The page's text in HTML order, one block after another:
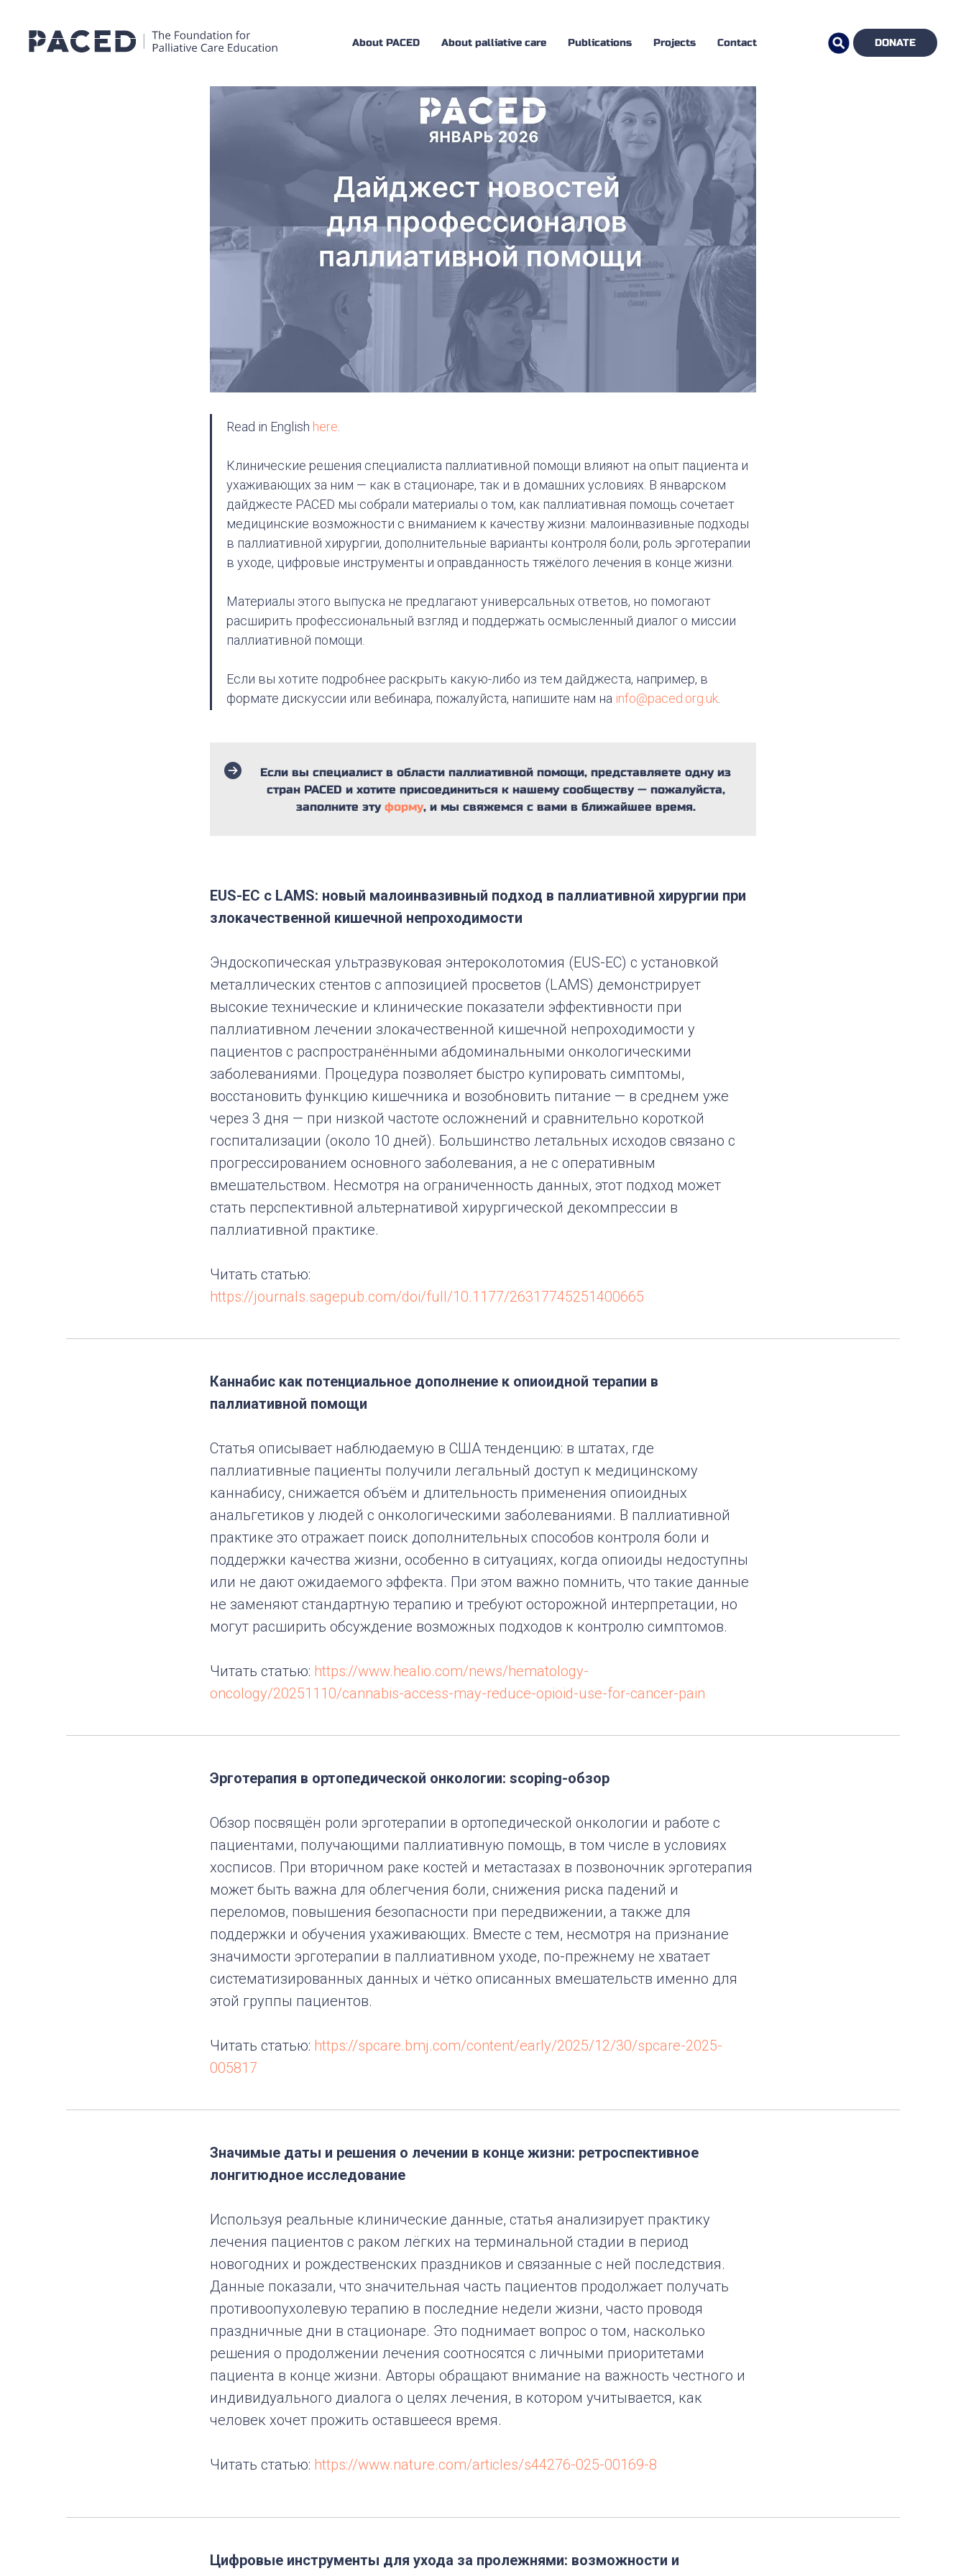
About PACED About palliative care Publications Projects Contact DONATE
Read in English here
Клинические решения специалиста паллиативной помощи влияют на опыт пациента и
ухаживающих за ним — как в стационаре, так и в домашних условиях. В январском
дайджесте PACED мы собрали материалы о том, как паллиативная помощь сочетает
медицинские возможности с вниманием к качеству жизни: малоинвазивные подходы
в паллиативной хирургии, дополнительные варианты контроля боли, роль эрготерапии
в уходе, цифровые инструменты и оправданность тяжёлого лечения в конце жизни.
Материалы этого выпуска не предлагают универсальных ответов, но помогают
расширить профессиональный взгляд и поддержать осмысленный диалог о миссии
паллиативной помощи.
Если вы хотите подробнее раскрыть какую-либо из тем дайджеста, например, в
формате дискуссии или вебинара, пожалуйста, напишите нам на info@paced.org.uk
Если вы специалист в области паллиативной помощи, представляете одну из
стран PACED и хотите присоединиться к нашему сообществу — пожалуйста,
заполните эту форму, и мы свяжемся с вами в ближайшее время.
EUS-EC с LAMS: новый малоинвазивный подход в паллиативной хирургии при
злокачественной кишечной непроходимости
Эндоскопическая ультразвуковая энтероколотомия (EUS-EC) с установкой
металлических стентов с аппозицией просветов (LAMS) демонстрирует
высокие технические и клинические показатели эффективности при
паллиативном лечении злокачественной кишечной непроходимости у
пациентов с распространёнными абдоминальными онкологическими
заболеваниями. Процедура позволяет быстро купировать симптомы,
восстановить функцию кишечника и возобновить питание — в среднем уже
через 3 дня — при низкой частоте осложнений и сравнительно короткой
госпитализации (около 10 дней). Большинство летальных исходов связано с
прогрессированием основного заболевания, а не с оперативным
вмешательством. Несмотря на ограниченность данных, этот подход может
стать перспективной альтернативой хирургической декомпрессии в
паллиативной практике.
Читать статью:
https://journals.sagepub.com/doi/full/10.1177/26317745251400665
Каннабис как потенциальное дополнение к опиоидной терапии в
паллиативной помощи
Статья описывает наблюдаемую в США тенденцию: в штатах, где
паллиативные пациенты получили легальный доступ к медицинскому
каннабису, снижается объём и длительность применения опиоидных
анальгетиков у людей с онкологическими заболеваниями. В паллиативной
практике это отражает поиск дополнительных способов контроля боли и
поддержки качества жизни, особенно в ситуациях, когда опиоиды недоступны
или не дают ожидаемого эффекта. При этом важно помнить, что такие данные
не заменяют стандартную терапию и требуют осторожной интерпретации, но
могут расширить обсуждение возможных подходов к контролю симптомов.
Читать статью: https://www.healio.com/news/hematology-
oncology/20251110/cannabis-access-may-reduce-opioid-use-for-cancer-pain
Эрготерапия в ортопедической онкологии: scoping-обзор
Обзор посвящён роли эрготерапии в ортопедической онкологии и работе с
пациентами, получающими паллиативную помощь, в том числе в условиях
хосписов. При вторичном раке костей и метастазах в позвоночник эрготерапия
может быть важна для облегчения боли, снижения риска падений и
переломов, повышения безопасности при передвижении, а также для
поддержки и обучения ухаживающих. Вместе с тем, несмотря на признание
значимости эрготерапии в паллиативном уходе, по-прежнему не хватает
систематизированных данных и чётко описанных вмешательств именно для
этой группы пациентов.
Читать статью: https://spcare.bmj.com/content/early/2025/12/30/spcare-2025-
005817
Значимые даты и решения о лечении в конце жизни: ретроспективное
лонгитюдное исследование
Используя реальные клинические данные, статья анализирует практику
лечения пациентов с раком лёгких на терминальной стадии в период
новогодних и рождественских праздников и связанные с ней последствия.
Данные показали, что значительная часть пациентов продолжает получать
противоопухолевую терапию в последние недели жизни, часто проводя
праздничные дни в стационаре. Это поднимает вопрос о том, насколько
решения о продолжении лечения соотносятся с личными приоритетами
пациента в конце жизни. Авторы обращают внимание на важность честного и
индивидуального диалога о целях лечения, в котором учитывается, как
человек хочет прожить оставшееся время.
Читать статью: https://www.nature.com/articles/s44276-025-00169-8
Цифровые инструменты для ухода за пролежнями: возможности и